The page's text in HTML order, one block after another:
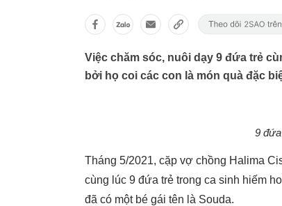
Việc chăm sóc, nuôi dạy 9 đứa trẻ
bởi họ coi các con là món quà đặc
9
Tháng 5/2021, cặp vợ chồng Halima
cùng lúc 9 đứa trẻ trong ca sinh hiếm
đã có một bé gái tên là Souda.